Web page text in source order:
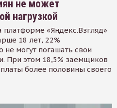
не может
нагрузкой
«Яндекс.Взгляд»
18 лет, 22%
не могут погашать свои
При этом 18,5% заемщиков
более половины своего